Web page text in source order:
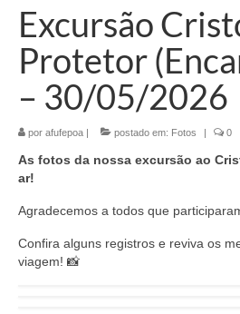
Excursão
Protetor
– 30/05/2026
por afufepoa postado em: Fotos 0
As fotos da nossa excursão ao
ar!
Agradecemos a todos que
Confira alguns registros e reviva os
viagem! 📸